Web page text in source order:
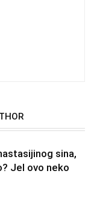
sina,
Jel ovo neko